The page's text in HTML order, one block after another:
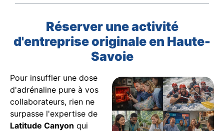
Réserver une activité
d'entreprise originale en Haute-
Savoie
Pour insuffler une dose
d'adrénaline pure à vos
collaborateurs, rien ne
surpasse l'expertise de
Latitude Canyon qui